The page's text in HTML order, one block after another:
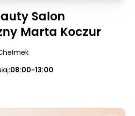
Salon
Marta Koczur
08:00-13:00